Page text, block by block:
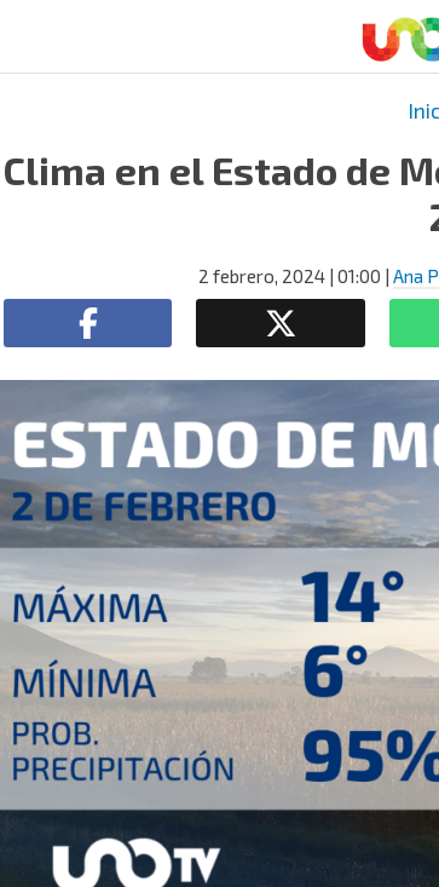
Clima en el Estado de
2 febrero, 2024| 01:00 | Ana